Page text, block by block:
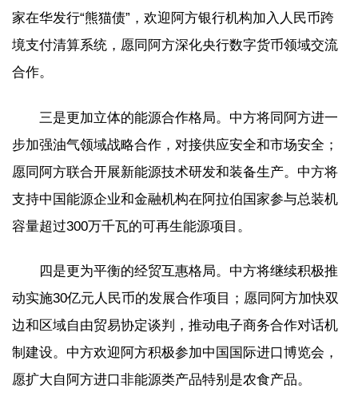
家在华发行“熊猫债”，欢迎阿方银行机构加入人民币跨
境支付清算系统，愿同阿方深化央行数字货币领域交流
合作。
三是更加立体的能源合作格局。中方将同阿方进一
步加强油气领域战略合作，对接供应安全和市场安全；
愿同阿方联合开展新能源技术研发和装备生产。中方将
支持中国能源企业和金融机构在阿拉伯国家参与总装机
容量超过300万千瓦的可再生能源项目。
四是更为平衡的经贸互惠格局。中方将继续积极推
动实施30亿元人民币的发展合作项目；愿同阿方加快双
边和区域自由贸易协定谈判，推动电子商务合作对话机
制建设。中方欢迎阿方积极参加中国国际进口博览会，
愿扩大自阿方进口非能源类产品特别是农食产品。